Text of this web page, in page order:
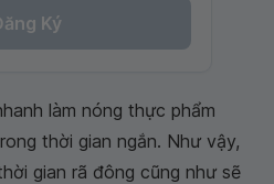
Ký
làm nóng thực phẩm
thời gian ngắn. Như vậy,
gian rã đông cũng như sẽ